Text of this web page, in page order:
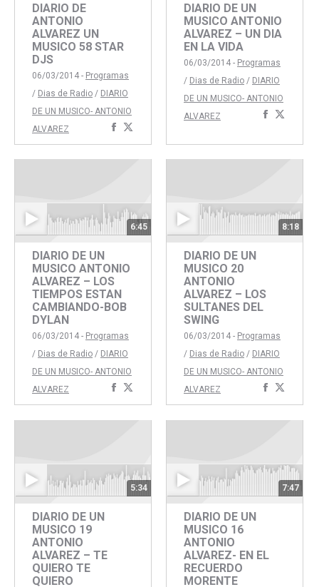
DIARIO DE
ANTONIO
ALVAREZ UN
MUSICO 58 STAR
DJS
06/03/2014 - Programas
/ Dias de Radio / DIARIO
DE UN MUSICO- ANTONIO
ALVAREZ
Compartir
con
Facebook
con
Twitter
DIARIO DE UN
MUSICO ANTONIO
ALVAREZ – UN DIA
EN LA VIDA
06/03/2014 - Programas
/ Dias de Radio / DIARIO
DE UN MUSICO- ANTONIO
ALVAREZ
Compartir
6:45
DIARIO DE UN
MUSICO ANTONIO
ALVAREZ – LOS
TIEMPOS ESTAN
CAMBIANDO-BOB
DYLAN
06/03/2014 - Programas
/ Dias de Radio / DIARIO
DE UN MUSICO- ANTONIO
ALVAREZ
Compartir
con
Facebook
con
Twitter
8:18
DIARIO DE UN
MUSICO 20
ANTONIO
ALVAREZ – LOS
SULTANES DEL
SWING
06/03/2014 - Programas
/ Dias de Radio / DIARIO
DE UN MUSICO- ANTONIO
ALVAREZ
Compartir
concon
5:34
DIARIO DE UN
MUSICO 19
ANTONIO
ALVAREZ – TE
QUIERO TE
QUIERO
7:47
DIARIO DE UN
MUSICO 16
ANTONIO
ALVAREZ- EN EL
RECUERDO
MORENTE